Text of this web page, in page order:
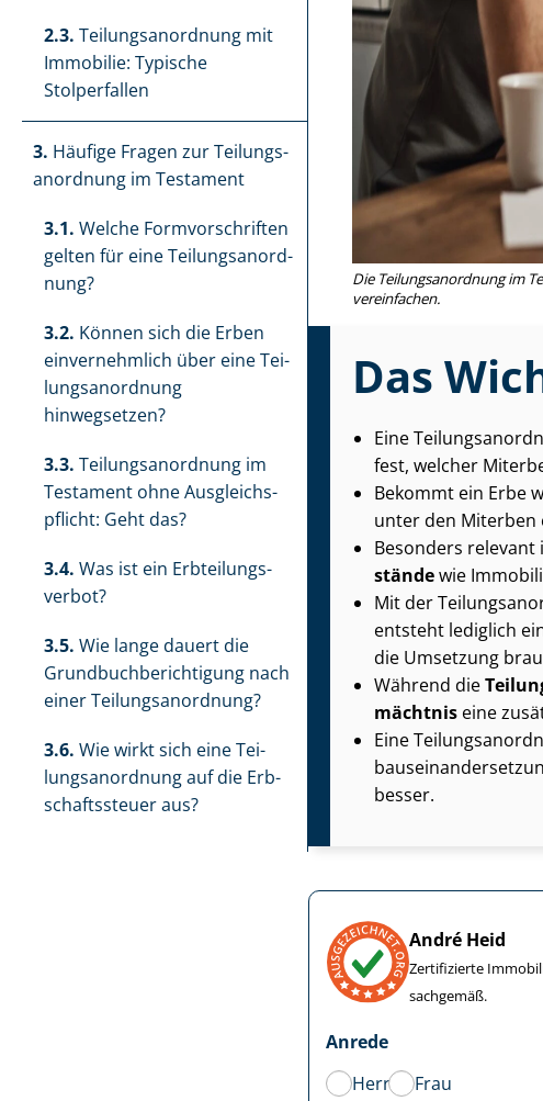
2.3. Tei­lungs­an­ord­nung mit
Immobilie: Typische
Stolperfallen
3. Häufige Fragen zur Tei­lungs­
an­ord­nung im Testament
3.1. Welche Form­vor­schrif­ten
gelten für eine Tei­lungs­an­ord­
nung?
3.2. Können sich die Erben
einvernehmlich über eine Tei­
lungs­an­ord­nung
hinwegsetzen?
3.3. Tei­lungs­an­ord­nung im
Testament ohne Aus­gleichs­
pflicht: Geht das?
3.4. Was ist ein Erb­tei­lungs­
ver­bot?
3.5. Wie lange dauert die
Grund­buch­be­rich­ti­gung nach
einer Tei­lungs­an­ord­nung?
3.6. Wie wirkt sich eine Tei­
lungs­an­ord­nung auf die Erb­
schafts­steu­er aus?
Die Tei­lungs­an­ord­nung im
vereinfachen.
Das
Eine
fest, welcher
Bekommt ein Erbe
unter den Miterben
Besonders
stän­dewie
Mit der
entsteht lediglich
die Umsetzung
Während die
mächt­niseine
Eine
besser.
André Heid
Zertifizierte
sachgemäß.
Anrede
Herr
Frau